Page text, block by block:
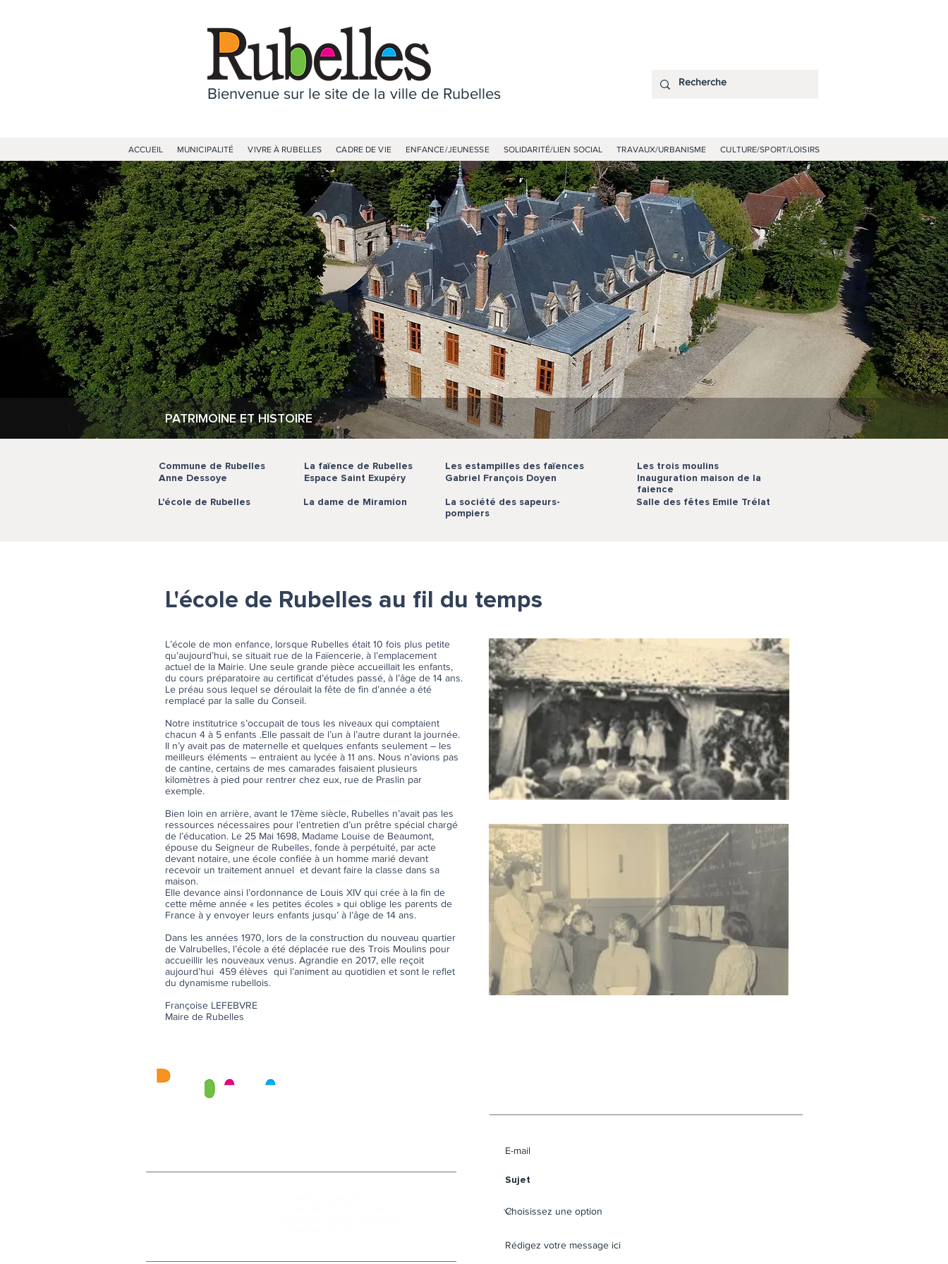
Bienvenue sur le site de la ville de Rubelles
ACCUEIL MUNICIPALITÉ VIVRE À RUBELLES CADRE DE VIE ENFANCE/JEUNESSE SOLIDARITÉ/LIEN SOCIAL TRAVAUX/URBANISME CULTURE/SPORT/LOISIRS
PATRIMOINE ET HISTOIRE
Commune de Rubelles La faïence de Rubelles
Les estampilles des faïences
Anne Dessoye
Espace Saint Exupéry Gabriel François Doyen
L'école de Rubelles La dame de Miramion
La société des sapeurs-
pompiers
Les trois moulins
Inauguration maison de la
faience
Salle des fêtes Emile Trélat
L'école de Rubelles au fil du temps
L’école de mon enfance, lorsque Rubelles était 10 fois plus petite
qu’aujourd’hui, se situait rue de la Faïencerie, à l’emplacement
actuel de la Mairie. Une seule grande pièce accueillait les enfants,
du cours préparatoire au certificat d’études passé, à l’âge de 14 ans.
Le préau sous lequel se déroulait la fête de fin d’année a été
remplacé par la salle du Conseil.
Notre institutrice s’occupait de tous les niveaux qui comptaient
chacun 4 à 5 enfants .Elle passait de l’un à l’autre durant la journée.
Il n’y avait pas de maternelle et quelques enfants seulement – les
meilleurs éléments – entraient au lycée à 11 ans. Nous n’avions pas
de cantine, certains de mes camarades faisaient plusieurs
kilomètres à pied pour rentrer chez eux, rue de Praslin par
exemple.
Bien loin en arrière, avant le 17ème siècle, Rubelles n’avait pas les
ressources nécessaires pour l’entretien d’un prêtre spécial chargé
de l’éducation. Le 25 Mai 1698, Madame Louise de Beaumont,
épouse du Seigneur de Rubelles, fonde à perpétuité, par acte
devant notaire, une école confiée à un homme marié devant
recevoir un traitement annuel et devant faire la classe dans sa
maison.
Elle devance ainsi l’ordonnance de Louis XIV qui crée à la fin de
cette même année « les petites écoles » qui oblige les parents de
France à y envoyer leurs enfants jusqu’ à l’âge de 14 ans.
Dans les années 1970, lors de la construction du nouveau quartier
de Valrubelles, l’école a été déplacée rue des Trois Moulins pour
accueillir les nouveaux venus. Agrandie en 2017, elle reçoit
aujourd’hui 459 élèves qui l’animent au quotidien et sont le reflet
du dynamisme rubellois.
Françoise LEFEBVRE
Maire de Rubelles